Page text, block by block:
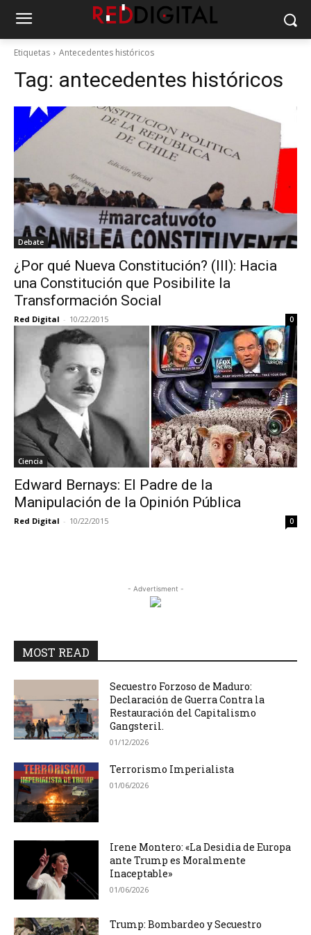
Etiquetas Antecedentes históricos
Tag: antecedentes históricos
Debate
¿Por qué Nueva Constitución? (III): Hacia
una Constitución que Posibilite la
Transformación Social
Red Digital - 10/22/2015 0
Ciencia
Edward Bernays: El Padre de la
Manipulación de la Opinión Pública
Red Digital - 10/22/2015 0
- Advertisment -
MOST READ
Secuestro Forzoso de Maduro:
Declaración de Guerra Contra la
Restauración del Capitalismo
Gangsteril.
01/12/2026
Terrorismo Imperialista
01/06/2026
Irene Montero: «La Desidia de Europa
ante Trump es Moralmente
Inaceptable»
01/06/2026
Trump: Bombardeo y Secuestro